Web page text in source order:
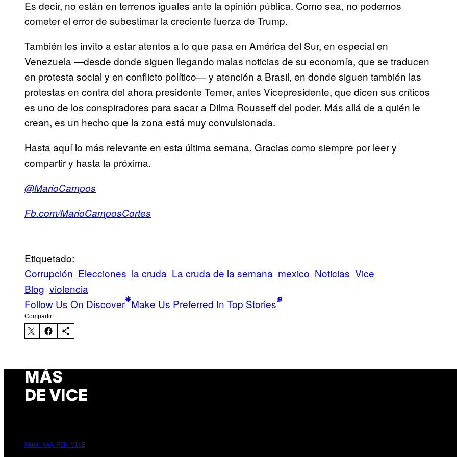
Es decir, no están en terrenos iguales ante la opinión pública. Como sea, no podemos
cometer el error de subestimar la creciente fuerza de Trump.
También les invito a estar atentos a lo que pasa en América del Sur, en especial en
Venezuela —desde donde siguen llegando malas noticias de su economía, que se traducen
en protesta social y en conflicto político— y atención a Brasil, en donde siguen también las
protestas en contra del ahora presidente Temer, antes Vicepresidente, que dicen sus críticos
es uno de los conspiradores para sacar a Dilma Rousseff del poder. Más allá de a quién le
crean, es un hecho que la zona está muy convulsionada.
Hasta aquí lo más relevante en esta última semana. Gracias como siempre por leer y
compartir y hasta la próxima.
@MarioCampos
Fb.com/MarioCamposCortes
Etiquetado:
Corrupción Elecciones la cruda La cruda de la semana mexico Noticias Vice
Blog violencia
Follow Us On Discover Make Us Preferred In Top Stories
Compartir:
MÁS
DE VICE
MAHA HAQ FOR VICE